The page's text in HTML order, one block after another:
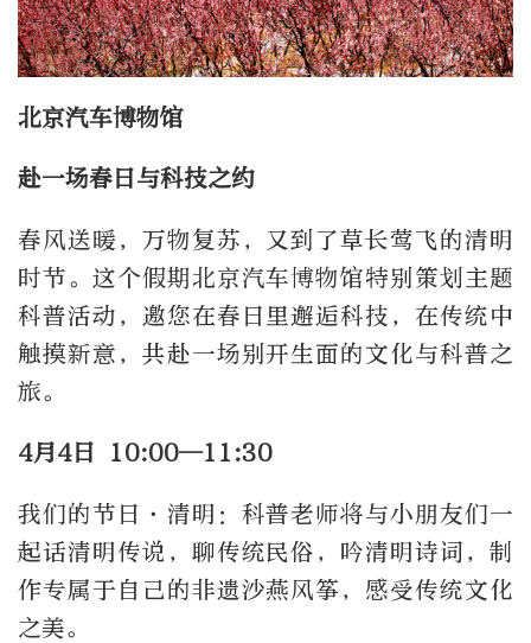
北京汽车博物馆
赴一场春日与科技之约
春风送暖，万物复苏，又到了草长莺飞的清明
时节。这个假期北京汽车博物馆特别策划主题
科普活动，邀您在春日里邂逅科技，在传统中
触摸新意，共赴一场别开生面的文化与科普之
旅。
4月4日 10:00—11:30
我们的节日·清明：科普老师将与小朋友们一
起话清明传说，聊传统民俗，吟清明诗词，制
作专属于自己的非遗沙燕风筝，感受传统文化
之美。